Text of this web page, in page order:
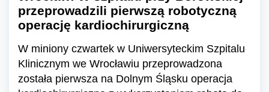
przeprowadzili pierwszą robotyczną
operację kardiochirurgiczną
W miniony czwartek w Uniwersyteckim Szpitalu
Klinicznym we Wrocławiu przeprowadzona
została pierwsza na Dolnym Śląsku operacja